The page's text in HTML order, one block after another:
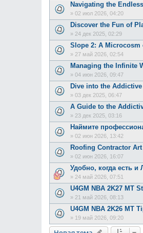
Navigating the
» 02 июл 2026, 04:20
Discover the Fun of
» 24 дек 2025, 02:29
Slope 2: A Microcosm
» 27 май 2026, 02:54
Managing the Infinite
» 04 июн 2026, 09:47
Dive into the
» 03 дек 2025, 06:47
A Guide to the
» 23 дек 2025, 03:16
Наймите
» 02 июн 2026, 13:42
Roofing Contractor
» 02 июн 2026, 16:07
Удобно, когда есть
» 24 май 2026, 07:51
U4GM NBA 2K27 MT
» 21 май 2026, 08:13
U4GM NBA 2K26 MT
» 19 май 2026, 09:20